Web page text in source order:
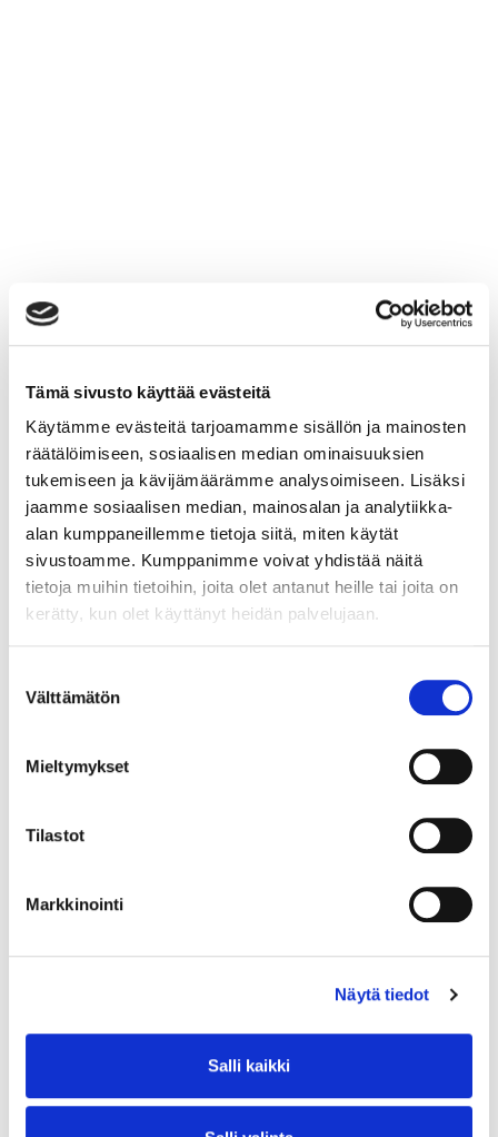
Tämä sivusto käyttää evästeitä
Käytämme evästeitä tarjoamamme sisällön ja mainosten
räätälöimiseen, sosiaalisen median ominaisuuksien
tukemiseen ja kävijämäärämme analysoimiseen. Lisäksi
jaamme sosiaalisen median, mainosalan ja analytiikka-
alan kumppaneillemme tietoja siitä, miten käytät
sivustoamme. Kumppanimme voivat yhdistää näitä
tietoja muihin tietoihin, joita olet antanut heille tai joita on
kerätty, kun olet käyttänyt heidän palvelujaan.
valinta
Välttämätön
Mieltymykset
Tilastot
Markkinointi
Näytä tiedot
Salli kaikki